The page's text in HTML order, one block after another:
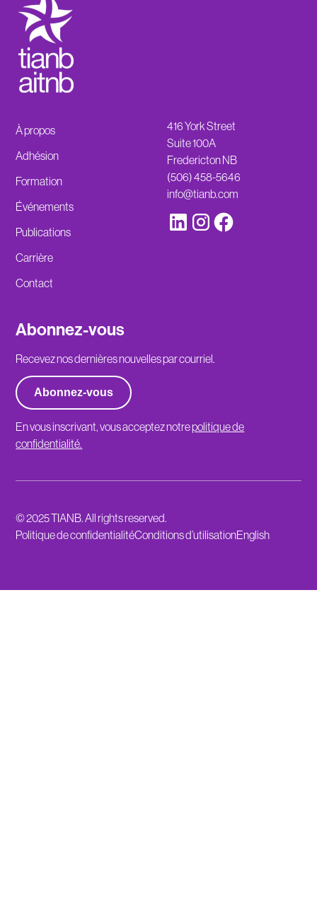
À propos
Adhésion
Formation
Événements
Publications
Carrière
Contact
416 York Street
Suite 100A
Fredericton NB
(506) 458-5646
info@tianb.com
Abonnez-vous
Recevez nos dernières nouvelles par courriel.
Abonnez-vous
En vous inscrivant, vous acceptez notrepolitique de
confidentialité.
© 2025 TIANB. All rights reserved.
Politique de confidentialitéConditions d’utilisationEnglish